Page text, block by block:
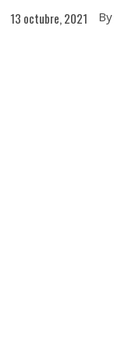
13 octubre, 2021 By